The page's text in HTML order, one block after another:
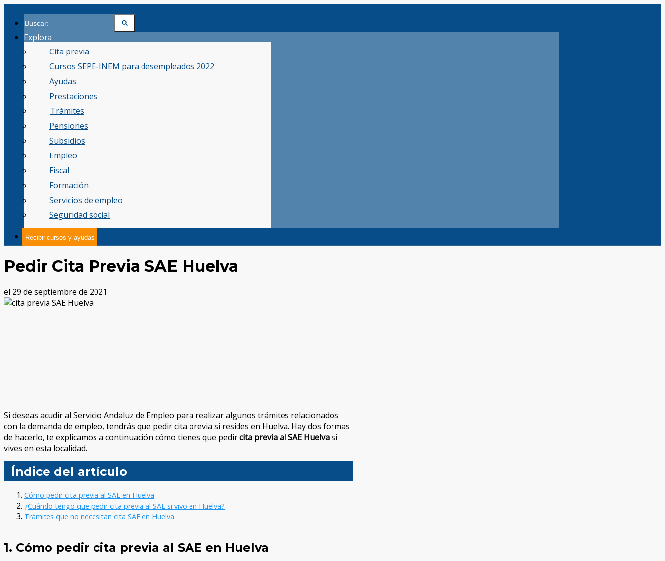
Explora
Cita previa
Cursos SEPE-INEM para desempleados 2022
Ayudas
Prestaciones
Trámites
Pensiones
Subsidios
Empleo
Fiscal
Formación
Servicios de empleo
Seguridad social
Recibir cursos y ayudas
Pedir Cita Previa SAE Huelva
el 29 de septiembre de 2021
Si deseas acudir al Servicio Andaluz de Empleo para realizar algunos trámites relacionados
con la demanda de empleo, tendrás que pedir cita previa si resides en Huelva. Hay dos formas
de hacerlo, te explicamos a continuación cómo tienes que pedircita previa al SAE Huelvasi
vives en esta localidad.
Índice del artículo
Cómo pedir cita previa al SAE en Huelva
¿Cuándo tengo que pedir cita previa al SAE si vivo en Huelva?
Trámites que no necesitan cita SAE en Huelva
1. Cómo pedir cita previa al SAE en Huelva